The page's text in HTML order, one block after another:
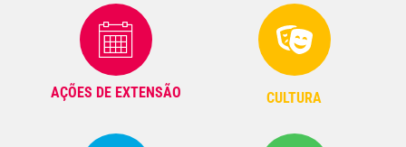
AÇÕES DE EXTENSÃO CULTURA